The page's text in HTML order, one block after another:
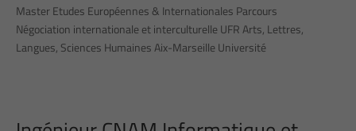
Master Etudes Européennes & Internationales Parcours
Négociation internationale et interculturelle UFR Arts, Lettres,
Langues, Sciences Humaines Aix-Marseille Université